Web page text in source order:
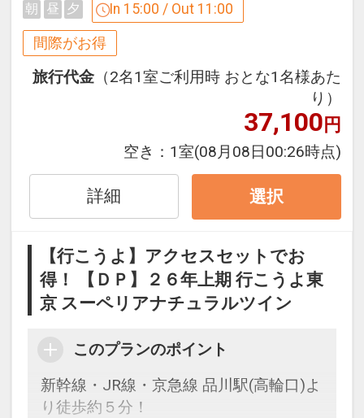
注意いただきますようお願いいたしま
す。
※１０室以上の団体予約はお受けできま
せん。
※企業名、団体名、個人名で複数室を仮
予約することはお控えください。
※１予約につき複数室ご予約される際に
は、各お部屋の代表者氏名をお知らせく
ださい。
「食事なしプラン」と「朝食付プラン」
をご用意しています。
●「食事なしプラン」と「朝食付プラ
ン」を掲載しています。
※ご覧のページがどちらかを
件】の項目でご確認のうえ、予約にお進
み下さい。
朝 昼 夕 In 15:00 / Out 11:00
間際がお得
旅行代金 （2名1室ご利用時 おとな1名様あた
り）
37,100円
空き： 1室(08月08日00:26時点)
詳細 選択
【行こうよ】アクセスセットでお
得！ 【ＤＰ】２６年上期 行こうよ東
京 スーペリアナチュラルツイン
このプランのポイント
新幹線・JR線・京急線 品川駅(高輪口)よ
り徒歩約５分！